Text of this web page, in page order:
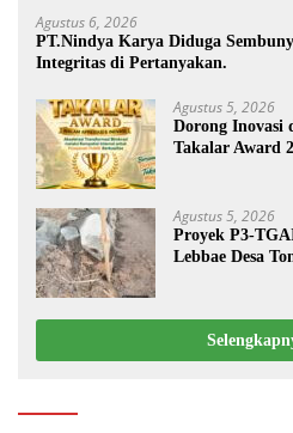
Agustus 6, 2026
PT.Nindya Karya Diduga
Integritas di Pertanyakan.
Agustus 5, 2026
Dorong Inovasi
Takalar Award
Agustus 5, 2026
Proyek P3-
Lebbae Desa